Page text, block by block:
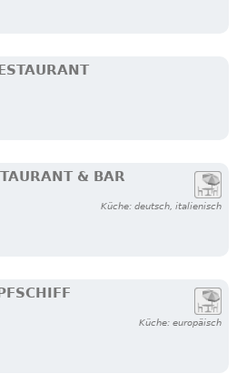
& BAR
Küche: deutsch, italienisch
Küche: europäisch